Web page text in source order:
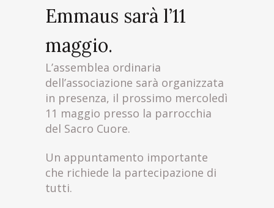
Emmaus sarà l’11
maggio.
L’assemblea ordinaria
dell’associazione sarà organizzata
in presenza, il prossimo mercoledì
11 maggio presso la parrocchia
del Sacro Cuore.
Un appuntamento importante
che richiede la partecipazione di
tutti.